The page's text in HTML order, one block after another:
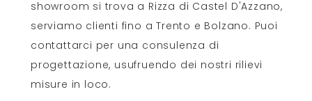
showroom si trova a Rizza di Castel D'Azzano,
serviamo clienti fino a Trento e Bolzano. Puoi
contattarci per una consulenza di
progettazione, usufruendo dei nostri rilievi
misure in loco.